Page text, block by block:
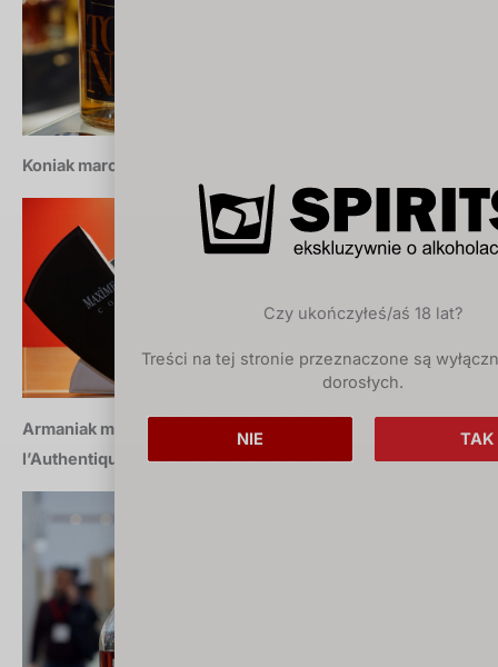
Koniak marca 2018: Maxime Trijol Ancestral (Francja)
Armaniak marca 2018: Delord Bas Armagnac
l’Authentique (Francja)
Czy ukończyłeś/aś 18 lat?
Treści na tej stronie przeznaczone są
dorosłych.
NIE TAK